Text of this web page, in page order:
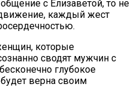
с Елизаветой, то не
каждый жест
которые
сводят мужчин с
глубокое
верна своим